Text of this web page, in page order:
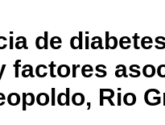
de
factores
Rio